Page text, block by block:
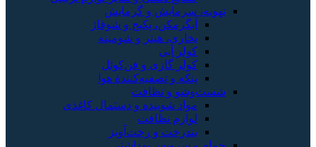
تهویه، سرمایش و گرمایش
آبگرمکن، پکیج و شوفاژ
بخاری، هیتر و شومینه
کولر آبی
کولر گازی و فن‌کوئل
پنکه و تصفیه‌کنندهٔ هوا
شست‌وشو و نظافت
مواد شوینده و دستمال کاغذی
لوازم نظافت
بندرخت و رخت‌آویز